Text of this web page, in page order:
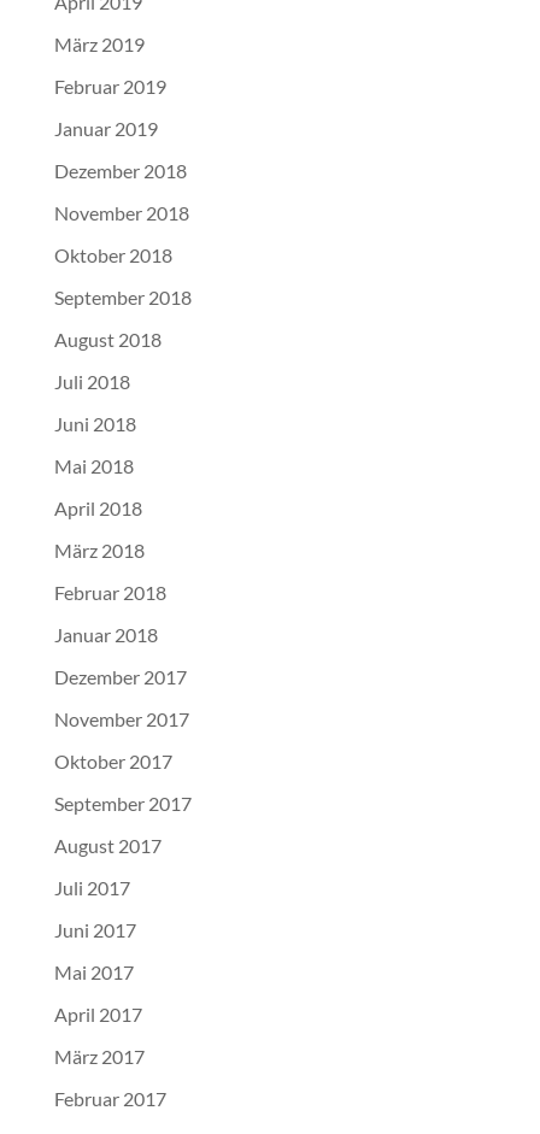
März 2019
Februar 2019
Januar 2019
Dezember 2018
November 2018
Oktober 2018
September 2018
August 2018
Juli 2018
Juni 2018
Mai 2018
April 2018
März 2018
Februar 2018
Januar 2018
Dezember 2017
November 2017
Oktober 2017
September 2017
August 2017
Juli 2017
Juni 2017
Mai 2017
April 2017
März 2017
Februar 2017